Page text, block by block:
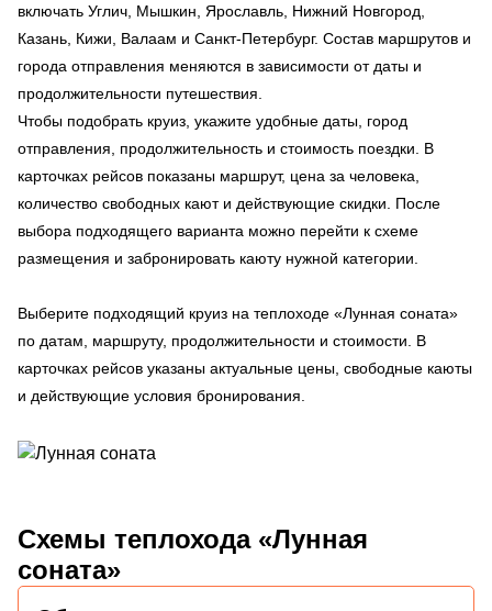
включать Углич, Мышкин, Ярославль, Нижний Новгород,
Казань, Кижи, Валаам и Санкт-Петербург. Состав маршрутов и
города отправления меняются в зависимости от даты и
продолжительности путешествия.
Чтобы подобрать круиз, укажите удобные даты, город
отправления, продолжительность и стоимость поездки. В
карточках рейсов показаны маршрут, цена за человека,
количество свободных кают и действующие скидки. После
выбора подходящего варианта можно перейти к схеме
размещения и забронировать каюту нужной категории.
Выберите подходящий круиз на теплоходе «Лунная соната»
по датам, маршруту, продолжительности и стоимости. В
карточках рейсов указаны актуальные цены, свободные каюты
и действующие условия бронирования.
Схемы теплохода «Лунная
соната»